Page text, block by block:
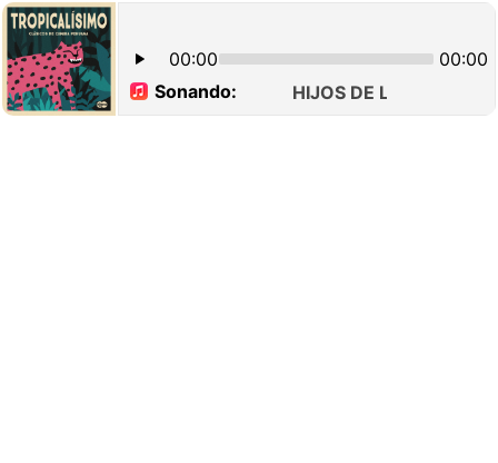
Sonando: HIJOS DE LAMAS - EL
00:00 00:00